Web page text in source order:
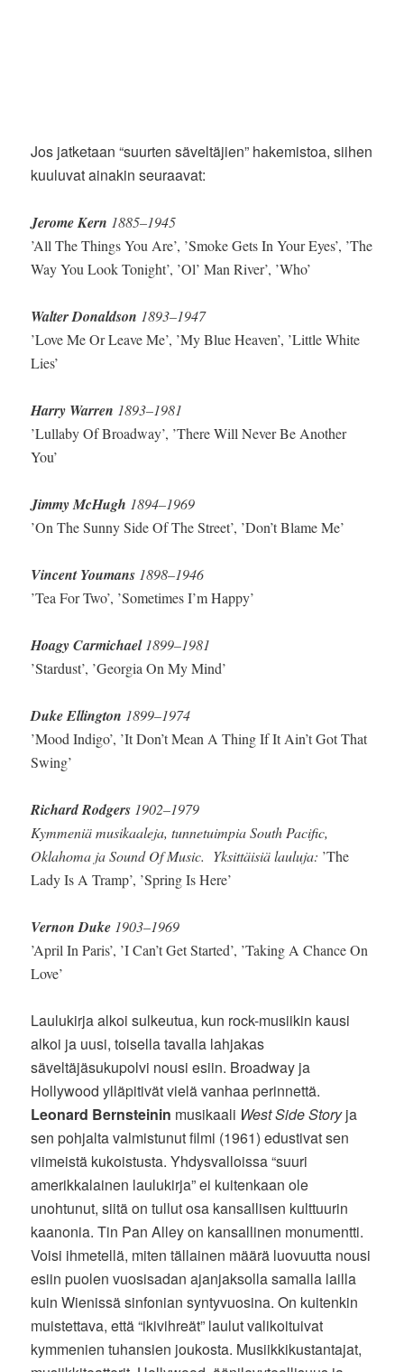
Jos jatketaan “suurten säveltäjien” hakemistoa, siihen
kuuluvat ainakin seuraavat:
Jerome Kern 1885–1945
’All The Things You Are’, ’Smoke Gets In Your Eyes’, ’The
Way You Look Tonight’, ’Ol’ Man River’, ’Who’
Walter Donaldson 1893–1947
’Love Me Or Leave Me’, ’My Blue Heaven’, ’Little White
Lies’
Harry Warren 1893–1981
’Lullaby Of Broadway’, ’There Will Never Be Another
You’
Jimmy McHugh 1894–1969
’On The Sunny Side Of The Street’, ’Don’t Blame Me’
Vincent Youmans 1898–1946
’Tea For Two’, ’Sometimes I’m Happy’
Hoagy Carmichael1899–1981
’Stardust’, ’Georgia On My Mind’
Duke Ellington 1899–1974
’Mood Indigo’, ’It Don’t Mean A Thing If It Ain’t Got That
Swing’
Richard Rodgers 1902–1979
Kymmeniä musikaaleja, tunnetuimpia South Pacific,
Oklahoma ja Sound Of Music. Yksittäisiä lauluja: ’The
Lady Is A Tramp’, ’Spring Is Here’
Vernon Duke 1903–1969
’April In Paris’, ’I Can’t Get Started’, ’Taking A Chance On
Love’
Laulukirja alkoi sulkeutua, kun rock-musiikin kausi
alkoi ja uusi, toisella tavalla lahjakas
säveltäjäsukupolvi nousi esiin. Broadway ja
Hollywood ylläpitivät vielä vanhaa perinnettä.
Leonard Bernsteinin musikaali West Side Storyja
sen pohjalta valmistunut filmi (1961) edustivat sen
viimeistä kukoistusta. Yhdysvalloissa “suuri
amerikkalainen laulukirja” ei kuitenkaan ole
unohtunut, siitä on tullut osa kansallisen kulttuurin
kaanonia. Tin Pan Alley on kansallinen monumentti.
Voisi ihmetellä, miten tällainen määrä luovuutta nousi
esiin puolen vuosisadan ajanjaksolla samalla lailla
kuin Wienissä sinfonian syntyvuosina. On kuitenkin
muistettava, että “ikivihreät” laulut valikoituivat
kymmenien tuhansien joukosta. Musiikkikustantajat,